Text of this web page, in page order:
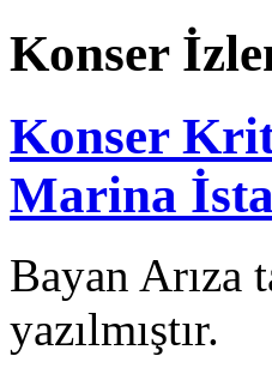
Konser
Konser
Marina
Bayan Arıza
yazılmıştır.